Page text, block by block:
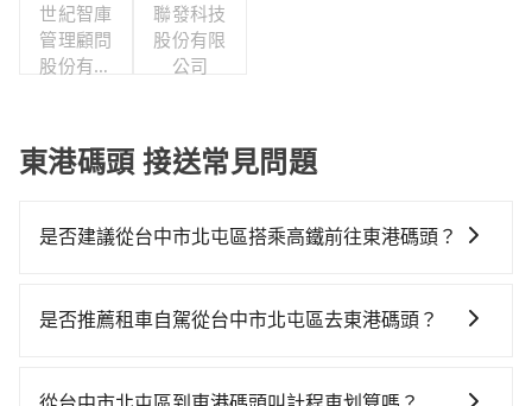
世紀智庫
管理顧問
股份有限
聯發科技
股份有限
公司
東港碼頭 接送常見問題
是否建議從台中市北屯區搭乘高鐵前往東港碼頭？
費時！從最早06:25一直到23:07，台中-左營一天最多有
元、車程約24分鐘。抵達高鐵站後，步行進站、現場購
是否推薦租車自駕從台中市北屯區去東港碼頭？
時不需要閉目養神（因為要自己開車），最重要的是你